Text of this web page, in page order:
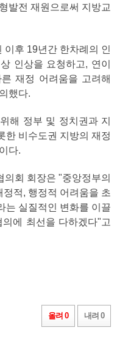
발전 재원으로써 지방교
이후 19년간 한차례의 인
인상을 요청하고, 연이
재정 어려움을 고려해
했다.
해 정부 및 정치권과 지
한 비수도권 지방의 재정
다.
의회 회장은 "중앙정부의
적, 행정적 어려움을 초
는 실질적인 변화를 이끌
에 최선을 다하겠다"고
올려 0 내려 0